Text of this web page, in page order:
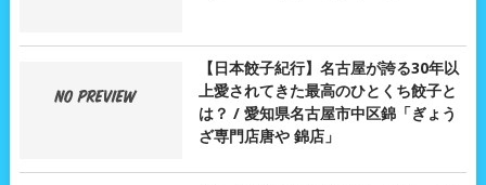
【日本餃子紀行】名古屋が誇る30年以
上愛されてきた最高のひとくち餃子と
は？ / 愛知県名古屋市中区錦「ぎょう
ざ専門店唐や 錦店」